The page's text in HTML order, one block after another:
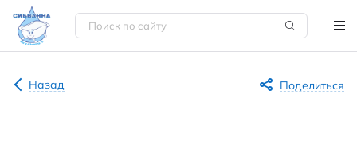
Назад Поделиться